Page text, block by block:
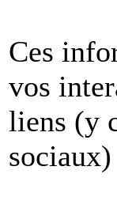
Ces
vos
liens (y